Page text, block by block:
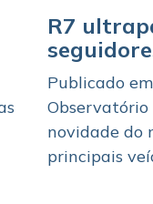
R7
Publicado
Observatório
novidade do
principais